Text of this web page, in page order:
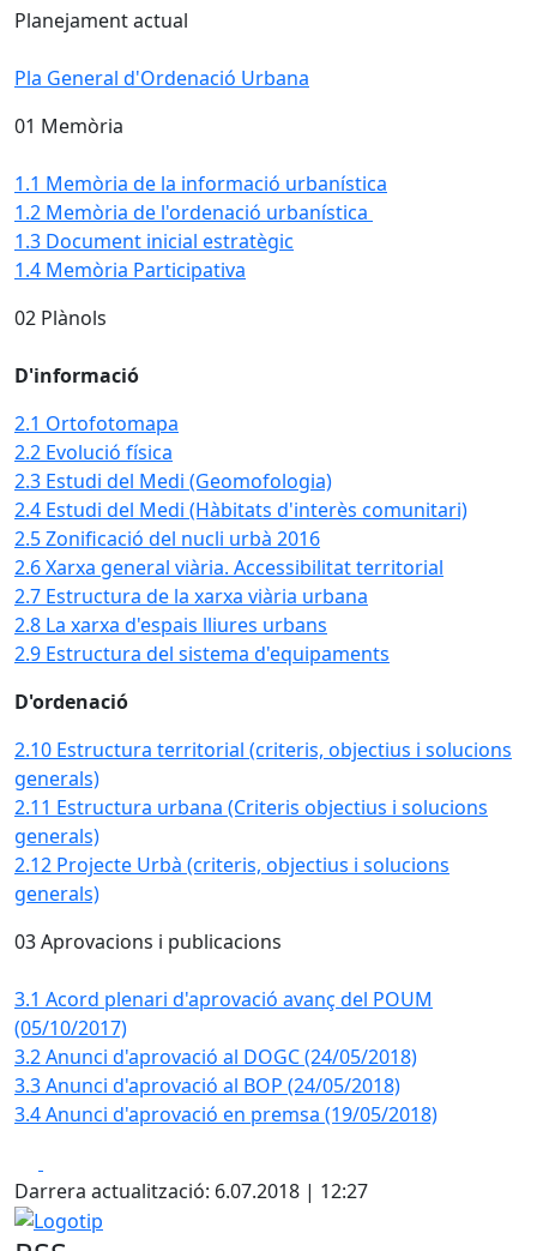
Planejament actual
Pla General d'Ordenació Urbana
01 Memòria
1.1 Memòria de la informació urbanística
1.2 Memòria de l'ordenació urbanística
1.3 Document inicial estratègic
1.4 Memòria Participativa
02 Plànols
D'informació
2.1 Ortofotomapa
2.2 Evolució física
2.3 Estudi del Medi (Geomofologia)
2.4 Estudi del Medi (Hàbitats d'interès comunitari)
2.5 Zonificació del nucli urbà 2016
2.6 Xarxa general viària. Accessibilitat territorial
2.7 Estructura de la xarxa viària urbana
2.8 La xarxa d'espais lliures urbans
2.9 Estructura del sistema d'equipaments
D'ordenació
2.10 Estructura territorial (criteris, objectius i solucions
generals)
2.11 Estructura urbana (Criteris objectius i solucions
generals)
2.12 Projecte Urbà (criteris, objectius i solucions
generals)
03 Aprovacions i publicacions
3.1 Acord plenari d'aprovació avanç del POUM
(05/10/2017)
3.2 Anunci d'aprovació al DOGC (24/05/2018)
3.3 Anunci d'aprovació al BOP (24/05/2018)
3.4 Anunci d'aprovació en premsa (19/05/2018)
Darrera actualització: 6.07.2018 | 12:27
Logotip